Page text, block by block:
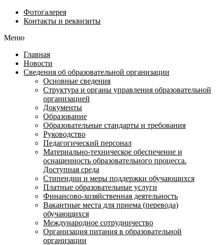
Фотогалерея
Контакты и реквизиты
Меню
Главная
Новости
Сведения об образовательной организации
Основные сведения
Структура и органы управления образовательной
организацией
Документы
Образование
Образовательные стандарты и требования
Руководство
Педагогический персонал
Материально-техническое обеспечение и
оснащенность образовательного процесса.
Доступная среда
Стипендии и меры поддержки обучающихся
Платные образовательные услуги
Финансово-хозяйственная деятельность
Вакантные места для приема (перевода)
обучающихся
Международное сотрудничество
Организация питания в образовательной
организации